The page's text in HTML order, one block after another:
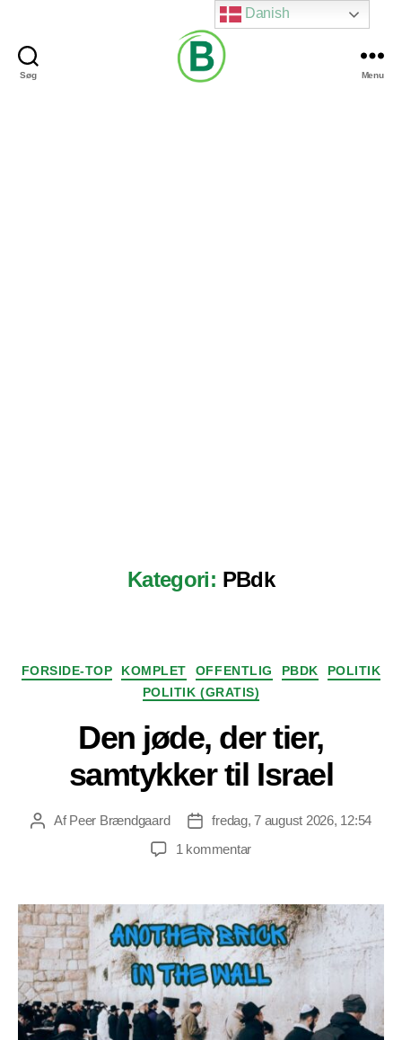
Søg Menu
Kategori: PBdk
Kategorier
FORSIDE-TOP KOMPLET OFFENTLIG PBDK
POLITIK
POLITIK (GRATIS)
Den jøde, der tier,
samtykker til Israel
Indlægsforfatter
AfPeer Brændgaard Indlægsdato
fredag, 7 august 2026, 12:54
1 kommentartil
der
tier,
samtykker
til
Israel
Danish